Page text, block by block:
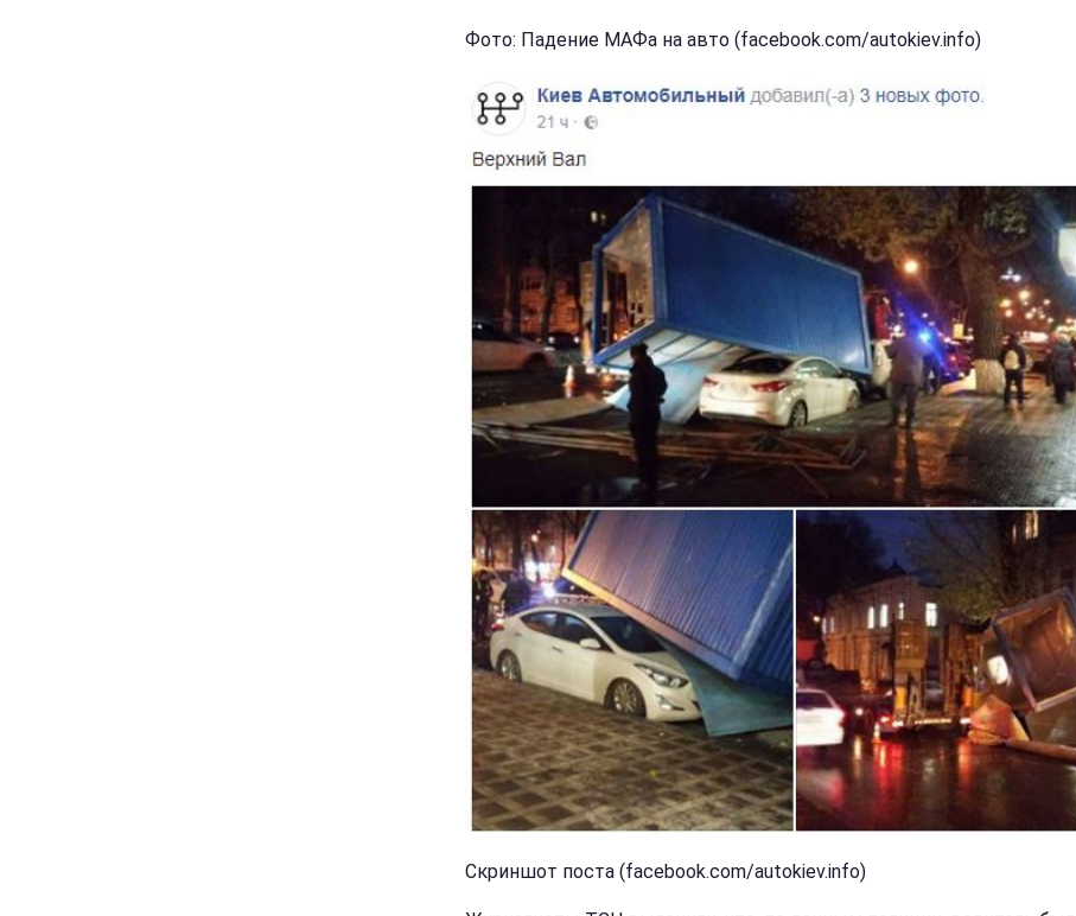
Фото: Падение МАФа на авто (facebook.com/autokiev.info)
Скриншот поста (facebook.com/autokiev.info)